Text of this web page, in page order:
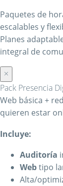
Paquetes de
escalables y
Planes
integral de
×
Pack Presencia
Web básica +
quieren estar
Incluye:
Auditoría
Webtipo
Alta/